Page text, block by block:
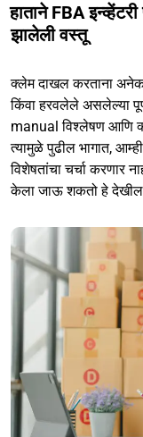
हाताने FBA
झालेली वस्तू
क्लेम दाखल करताना अनेक
किंवा हरवलेले असलेल्या
manual विश्लेषण आणि
त्यामुळे पुढील भागात,
विशेषतांचा चर्चा करणार
केला जाऊ शकतो हे देखील